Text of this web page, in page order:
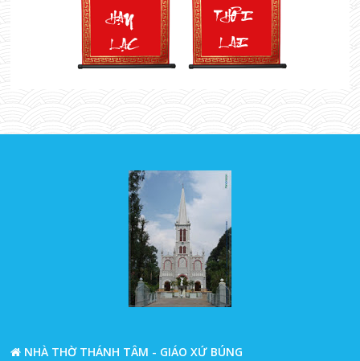
NHÀ THỜ THÁNH TÂM - GIÁO XỨ BÚNG